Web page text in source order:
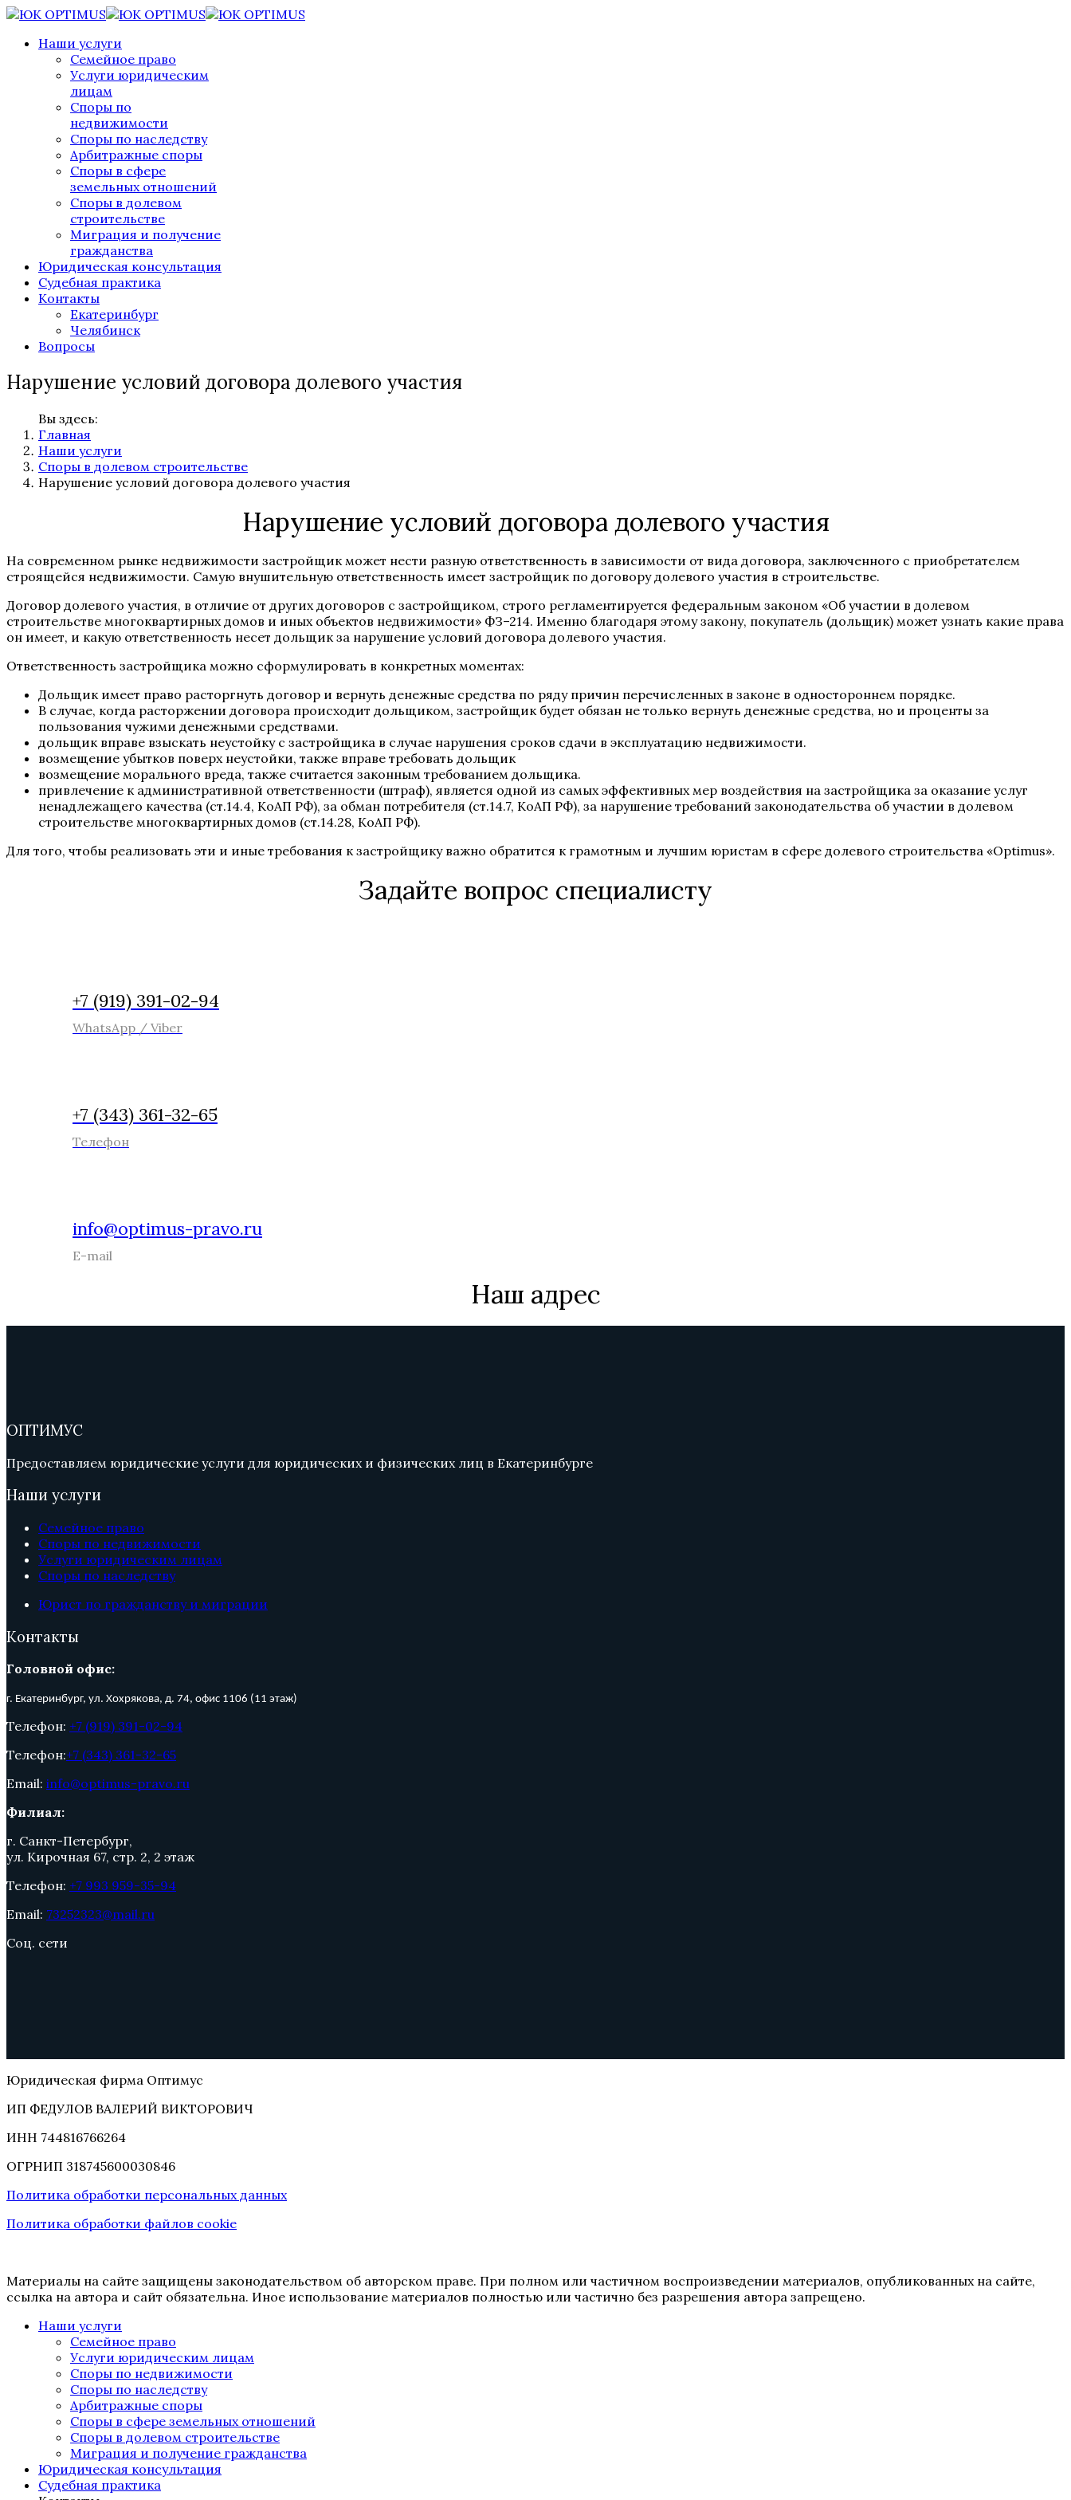
Наши услуги
Семейное право
Услуги юридическим
лицам
Споры по
недвижимости
Споры по наследству
Арбитражные споры
Споры в сфере
земельных отношений
Споры в долевом
строительстве
Миграция и получение
гражданства
Юридическая консультация
Судебная практика
Контакты
Екатеринбург
Челябинск
Вопросы
Нарушение условий договора долевого участия
Вы здесь:
Главная
Наши услуги
Споры в долевом строительстве
Нарушение условий договора долевого участия
Нарушение условий договора долевого участия
На современном рынке недвижимости застройщик может нести разную ответственность в зависимости от вида договора, заключенного с приобретателем
строящейся недвижимости. Самую внушительную ответственность имеет застройщик по договору долевого участия в строительстве.
Договор долевого участия, в отличие от других договоров с застройщиком, строго регламентируется федеральным законом «Об участии в долевом
строительстве многоквартирных домов и иных объектов недвижимости» ФЗ–214. Именно благодаря этому закону, покупатель (дольщик) может узнать какие права
он имеет, и какую ответственность несет дольщик за нарушение условий договора долевого участия.
Ответственность застройщика можно сформулировать в конкретных моментах:
Дольщик имеет право расторгнуть договор и вернуть денежные средства по ряду причин перечисленных в законе в одностороннем порядке.
В случае, когда расторжении договора происходит дольщиком, застройщик будет обязан не только вернуть денежные средства, но и проценты за
пользования чужими денежными средствами.
дольщик вправе взыскать неустойку с застройщика в случае нарушения сроков сдачи в эксплуатацию недвижимости.
возмещение убытков поверх неустойки, также вправе требовать дольщик
возмещение морального вреда, также считается законным требованием дольщика.
привлечение к административной ответственности (штраф), является одной из самых эффективных мер воздействия на застройщика за оказание услуг
ненадлежащего качества (ст.14.4, КоАП РФ), за обман потребителя (ст.14.7, КоАП РФ), за нарушение требований законодательства об участии в долевом
строительстве многоквартирных домов (ст.14.28, КоАП РФ).
Для того, чтобы реализовать эти и иные требования к застройщику важно обратится к грамотным и лучшим юристам в сфере долевого строительства «Optimus».
Задайте вопрос специалисту
+7 (919) 391-02-94
WhatsApp / Viber
+7 (343) 361-32-65
Телефон
info@optimus-pravo.ru
E-mail
Наш адрес
ОПТИМУС
Предоставляем юридические услуги для юридических и физических лиц в Екатеринбурге
Наши услуги
Семейное право
Споры по недвижимости
Услуги юридическим лицам
Споры по наследству
Юрист по гражданству и миграции
Контакты
Головной офис:
г. Екатеринбург, ул. Хохрякова, д. 74, офис 1106 (11 этаж)
Телефон: +7 (919) 391-02-94
Телефон:+7 (343) 361-32-65
Email: info@optimus-pravo.ru
Филиал:
г. Санкт-Петербург,
ул. Кирочная 67, стр. 2, 2 этаж
Телефон: +7 993 959-35-94
Email: 73252323@mail.ru
Соц. сети
Юридическая фирма Оптимус
ИП ФЕДУЛОВ ВАЛЕРИЙ ВИКТОРОВИЧ
ИНН 744816766264
ОГРНИП 318745600030846
Политика обработки персональных данных
Политика обработки файлов cookie
Материалы на сайте защищены законодательством об авторском праве. При полном или частичном воспроизведении материалов, опубликованных на сайте,
ссылка на автора и сайт обязательна. Иное использование материалов полностью или частично без разрешения автора запрещено.
Наши услуги
Семейное право
Услуги юридическим лицам
Споры по недвижимости
Споры по наследству
Арбитражные споры
Споры в сфере земельных отношений
Споры в долевом строительстве
Миграция и получение гражданства
Юридическая консультация
Судебная практика